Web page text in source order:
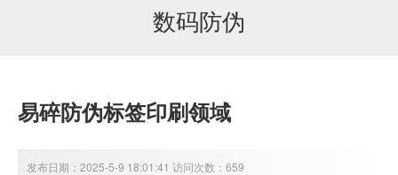
数码防伪
易碎防伪标签印刷领域
发布日期：2025-5-9 18:01:41 访问次数：659